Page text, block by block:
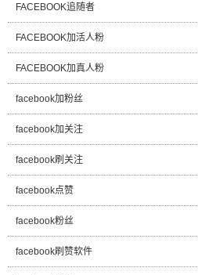
FACEBOOK追随者
FACEBOOK加活人粉
FACEBOOK加真人粉
facebook加粉丝
facebook加关注
facebook刷关注
facebook点赞
facebook粉丝
facebook刷赞软件